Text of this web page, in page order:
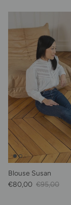
Blouse Susan
Prix soldé
€80,00 Prix habituel
€95,00